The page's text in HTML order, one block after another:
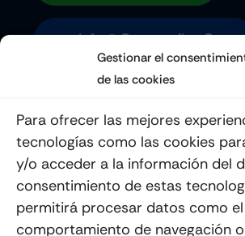
Gestionar el
de las cookies
Para ofrecer las mejores
tecnologías como las cookies
y/o acceder a la información del
consentimiento de estas
permitirá procesar datos como el
comportamiento de navegación
Info@quemoviles.com
Enviar